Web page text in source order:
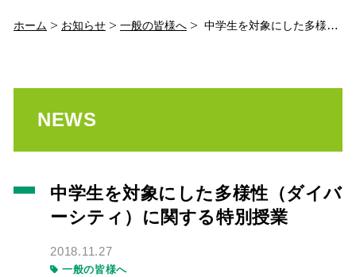
ホーム お知らせ 一般の皆様へ 中学生を対象にした多様性（ダイバーシティ）に関する特別授業
NEWS
中学生を対象にした多様性（ダイバ
ーシティ）に関する特別授業
2018.11.27
一般の皆様へ